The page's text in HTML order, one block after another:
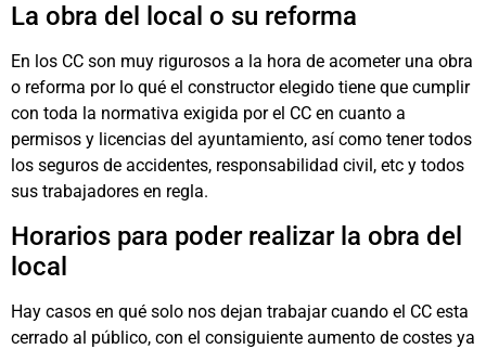
La obra del local o su reforma
En los CC son muy rigurosos a la hora de acometer una obra
o reforma por lo qué el constructor elegido tiene que cumplir
con toda la normativa exigida por el CC en cuanto a
permisos y licencias del ayuntamiento, así como tener todos
los seguros de accidentes, responsabilidad civil, etc y todos
sus trabajadores en regla.
Horarios para poder realizar la obra del
local
Hay casos en qué solo nos dejan trabajar cuando el CC esta
cerrado al público, con el consiguiente aumento de costes ya